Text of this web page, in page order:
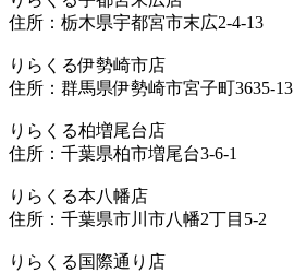
住所：栃木県宇都宮市末広2-4-13
りらくる伊勢崎市店
住所：群馬県伊勢崎市宮子町3635-13
りらくる柏増尾台店
住所：千葉県柏市増尾台3-6-1
りらくる本八幡店
住所：千葉県市川市八幡2丁目5-2
りらくる国際通り店